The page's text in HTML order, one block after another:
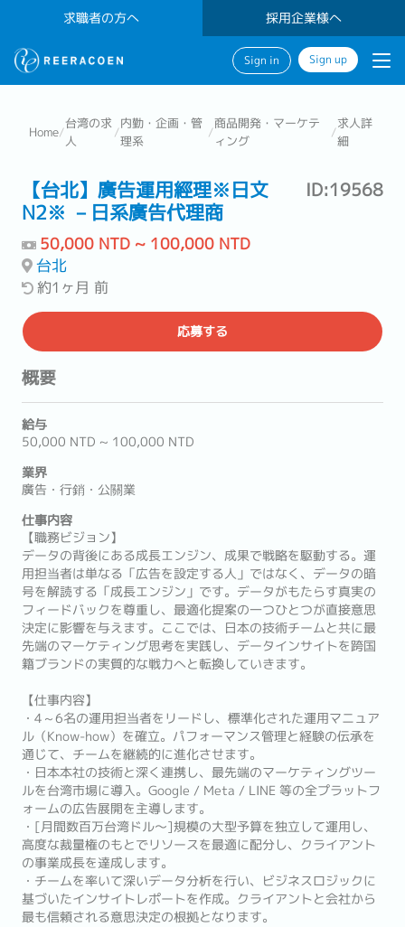
求職者の方へ 採用企業様へ
Sign in Sign up
Home/
台湾の求
人
/
内勤・企画・管
理系
/
商品開発・マーケテ
ィング
/
求人詳
細
【台北】廣告運用經理※日文
N2※ －日系廣告代理商
ID:19568
50,000 NTD ~ 100,000 NTD
台北
約1ヶ月 前
応募する
概要
給与
50,000 NTD ~ 100,000 NTD
業界
廣告・行銷・公關業
仕事内容
【職務ビジョン】
データの背後にある成長エンジン、成果で戦略を駆動する。運
用担当者は単なる「広告を設定する人」ではなく、データの暗
号を解読する「成長エンジン」です。データがもたらす真実の
フィードバックを尊重し、最適化提案の一つひとつが直接意思
決定に影響を与えます。ここでは、日本の技術チームと共に最
先端のマーケティング思考を実践し、データインサイトを跨国
籍ブランドの実質的な戦力へと転換していきます。
【仕事内容】
・4～6名の運用担当者をリードし、標準化された運用マニュア
ル（Know-how）を確立。パフォーマンス管理と経験の伝承を
通じて、チームを継続的に進化させます。
・日本本社の技術と深く連携し、最先端のマーケティングツー
ルを台湾市場に導入。Google / Meta / LINE 等の全プラットフ
ォームの広告展開を主導します。
・[月間数百万台湾ドル〜]規模の大型予算を独立して運用し、
高度な裁量権のもとでリソースを最適に配分し、クライアント
の事業成長を達成します。
・チームを率いて深いデータ分析を行い、ビジネスロジックに
基づいたインサイトレポートを作成。クライアントと会社から
最も信頼される意思決定の根拠となります。